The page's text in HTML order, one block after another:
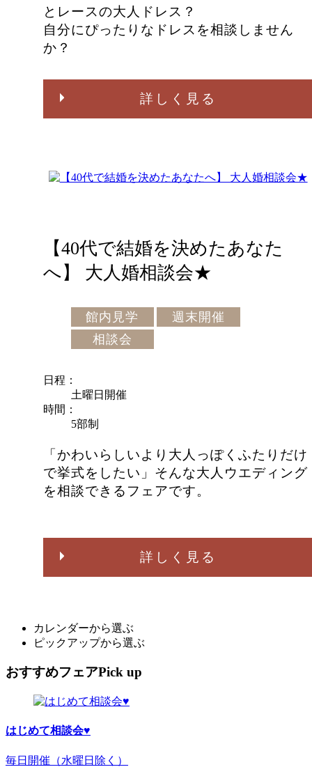
とレースの大人ドレス？
自分にぴったりなドレスを相談しません
か？
詳しく見る
【40代で結婚を決めたあなた
へ】 大人婚相談会★
館内見学
週末開催
相談会
日程
土曜日開催
時間
5部制
「かわいらしいより大人っぽくふたりだけ
で挙式をしたい」そんな大人ウエディング
を相談できるフェアです。
詳しく見る
カレンダーから選ぶ
ピックアップから選ぶ
おすすめフェアPick up
はじめて相談会♥
毎日開催（水曜日除く）